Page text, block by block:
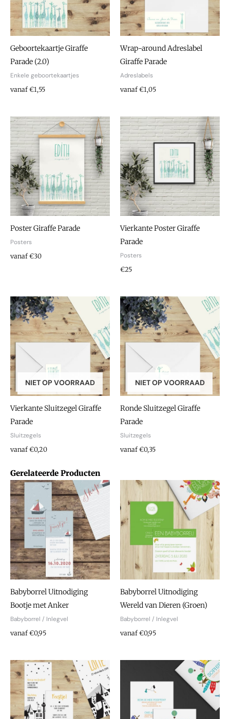
Geboortekaartje Giraffe
Parade (2.0)
Enkele geboortekaartjes
vanaf €1,55
Wrap-around Adreslabel
Giraffe Parade
Adreslabels
vanaf €1,05
Poster Giraffe Parade
Posters
vanaf €30
Vierkante Poster Giraffe
Parade
Posters
€25
NIET OP VOORRAAD
Vierkante Sluitzegel Giraffe
Parade
Sluitzegels
vanaf €0,20
NIET OP VOORRAAD
Ronde Sluitzegel Giraffe
Parade
Sluitzegels
vanaf €0,35
Gerelateerde Producten
Babyborrel Uitnodiging
Bootje met Anker
Babyborrel / Inlegvel
vanaf €0,95
Babyborrel Uitnodiging
Wereld van Dieren (Groen)
Babyborrel / Inlegvel
vanaf €0,95